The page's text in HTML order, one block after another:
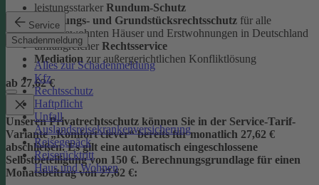
Service
Schadenmeldung
Alles zur Schadenmeldung
Kfz
Rechtsschutz
Haftpflicht
Unfall
Auslandsreisekrankenversicherung
Reisegepäck
Reiserücktritt
Haus und Wohnen
leistungsstarker Rundum-Schutz
Wohnungs- und Grundstücksrechtsschutz für alle
selbstbewohnten Häuser und Erstwohnungen in Deutschland
umfangreicher Rechtsservice
Mediation zur außergerichtlichen Konfliktlösung
ab 27,62 €
Unseren Privatrechtsschutz können Sie in der Service-Tarif-
Variante „Komfort clever“ bereits für monatlich 27,62 €
abschließen. Es gilt eine automatisch eingeschlossene
Selbstbeteiligung von 150 €. Berechnungsgrundlage für einen
Monatsbeitrag von 27,62 €: